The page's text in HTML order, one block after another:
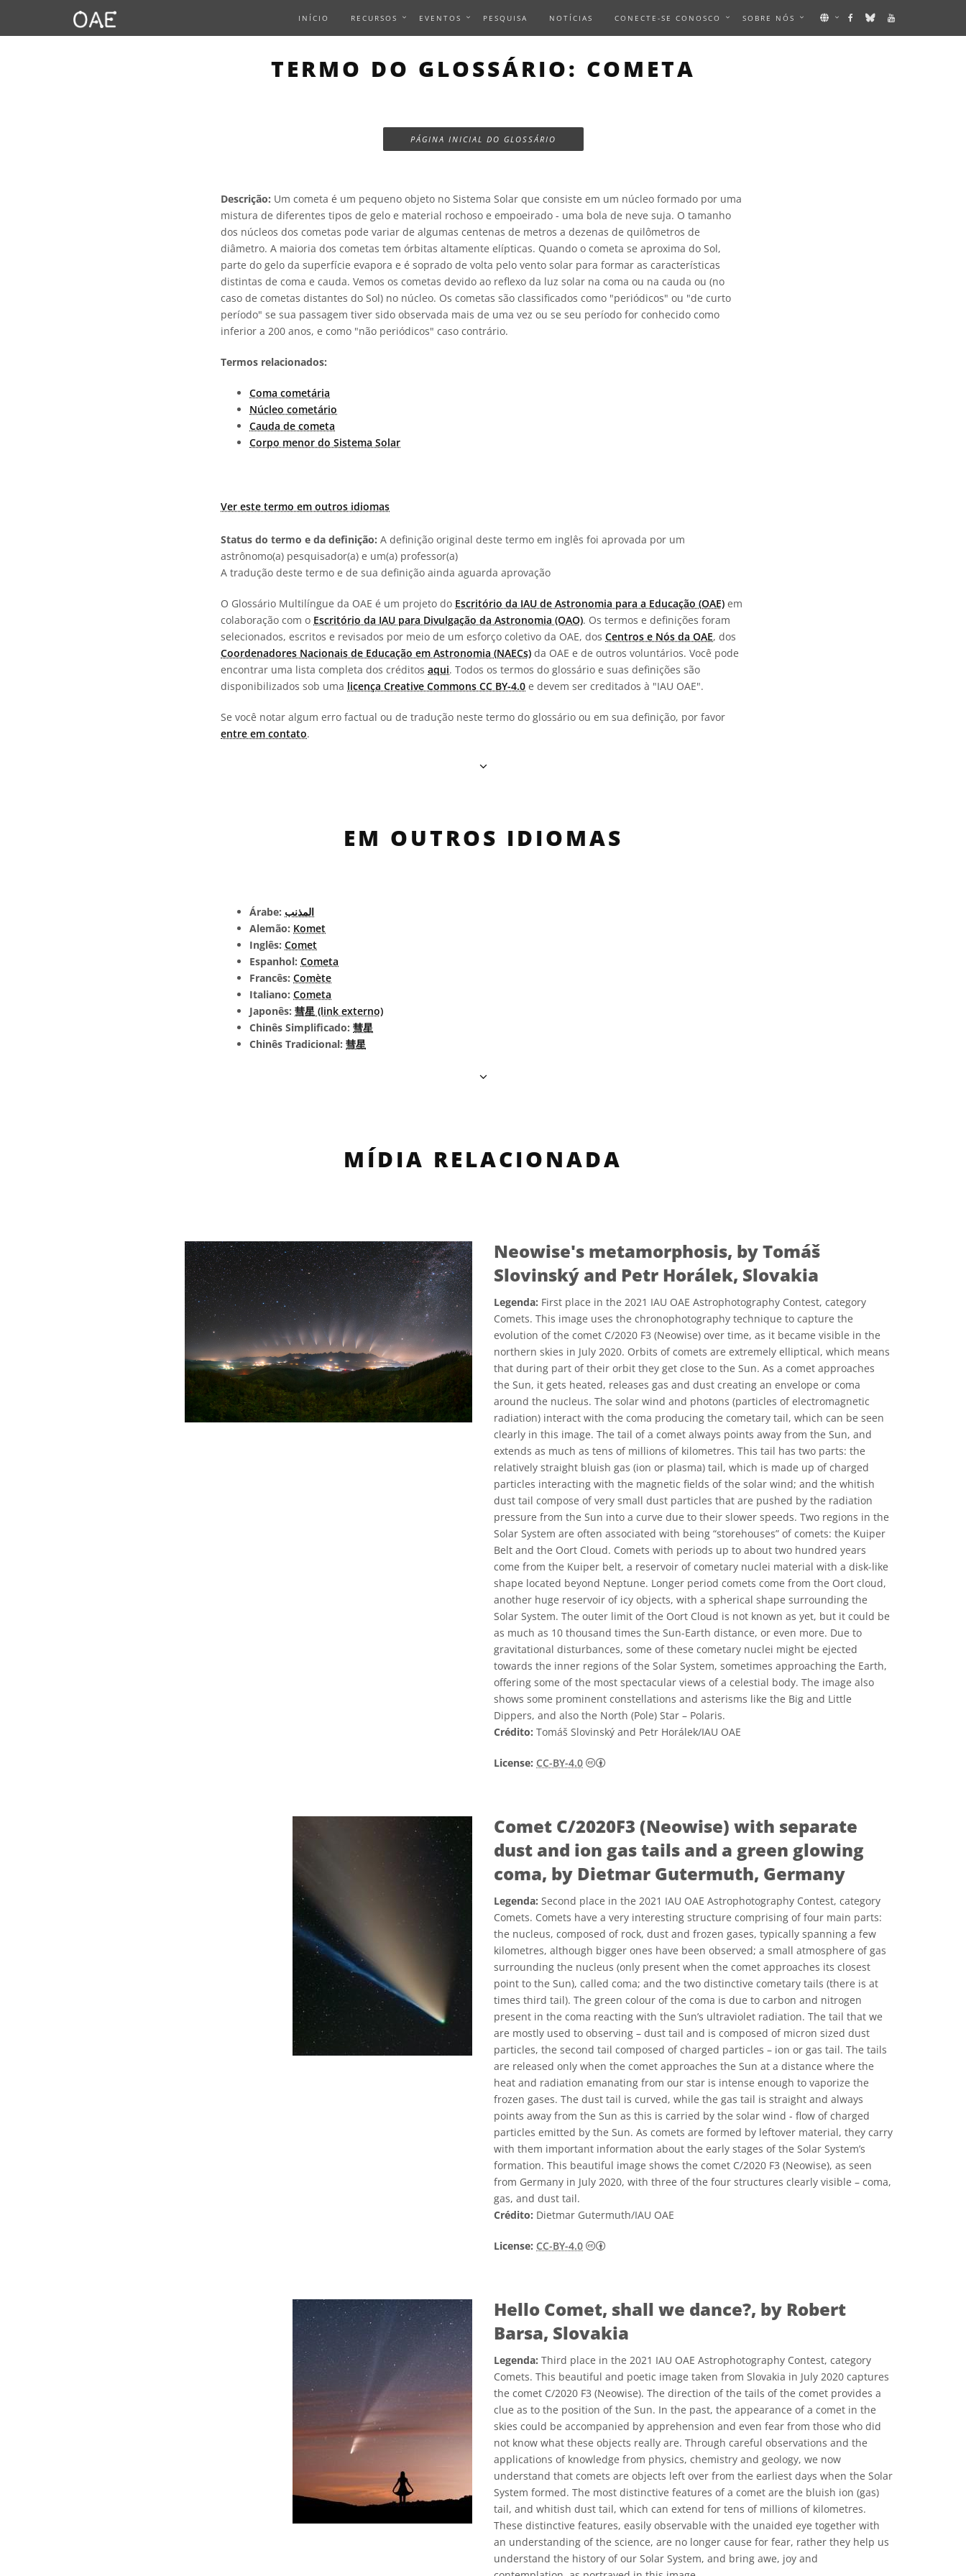
INÍCIO RECURSOS EVENTOS PESQUISA NOTÍCIAS CONECTE-SE CONOSCO SOBRE NÓS
TERMO DO GLOSSÁRIO: COMETA
PÁGINA INICIAL DO GLOSSÁRIO
Descrição: Um cometa é um pequeno objeto no Sistema Solar que consiste em um núcleo formado por uma
mistura de diferentes tipos de gelo e material rochoso e empoeirado - uma bola de neve suja. O tamanho
dos núcleos dos cometas pode variar de algumas centenas de metros a dezenas de quilômetros de
diâmetro. A maioria dos cometas tem órbitas altamente elípticas. Quando o cometa se aproxima do Sol,
parte do gelo da superfície evapora e é soprado de volta pelo vento solar para formar as características
distintas de coma e cauda. Vemos os cometas devido ao reflexo da luz solar na coma ou na cauda ou (no
caso de cometas distantes do Sol) no núcleo. Os cometas são classificados como "periódicos" ou "de curto
período" se sua passagem tiver sido observada mais de uma vez ou se seu período for conhecido como
inferior a 200 anos, e como "não periódicos" caso contrário.
Termos relacionados:
Coma cometária
Núcleo cometário
Cauda de cometa
Corpo menor do Sistema Solar
Ver este termo em outros idiomas
Status do termo e da definição: A definição original deste termo em inglês foi aprovada por um
astrônomo(a) pesquisador(a) e um(a) professor(a)
A tradução deste termo e de sua definição ainda aguarda aprovação
O Glossário Multilíngue da OAE é um projeto do Escritório da IAU de Astronomia para a Educação (OAE) em
colaboração com o Escritório da IAU para Divulgação da Astronomia (OAO). Os termos e definições foram
selecionados, escritos e revisados por meio de um esforço coletivo da OAE, dos Centros e Nós da OAE, dos
Coordenadores Nacionais de Educação em Astronomia (NAECs) da OAE e de outros voluntários. Você pode
encontrar uma lista completa dos créditos aqui. Todos os termos do glossário e suas definições são
disponibilizados sob uma licença Creative Commons CC BY-4.0 e devem ser creditados à "IAU OAE".
Se você notar algum erro factual ou de tradução neste termo do glossário ou em sua definição, por favor
entre em contato.
EM OUTROS IDIOMAS
Árabe: المذنب
Alemão: Komet
Inglês: Comet
Espanhol: Cometa
Francês: Comète
Italiano: Cometa
Japonês: 彗星 (link externo)
Chinês Simplificado: 彗星
Chinês Tradicional: 彗星
MÍDIA RELACIONADA
Neowise's metamorphosis, by Tomáš
Slovinský and Petr Horálek, Slovakia
Legenda: First place in the 2021 IAU OAE Astrophotography Contest, category
Comets. This image uses the chronophotography technique to capture the
evolution of the comet C/2020 F3 (Neowise) over time, as it became visible in the
northern skies in July 2020. Orbits of comets are extremely elliptical, which means
that during part of their orbit they get close to the Sun. As a comet approaches
the Sun, it gets heated, releases gas and dust creating an envelope or coma
around the nucleus. The solar wind and photons (particles of electromagnetic
radiation) interact with the coma producing the cometary tail, which can be seen
clearly in this image. The tail of a comet always points away from the Sun, and
extends as much as tens of millions of kilometres. This tail has two parts: the
relatively straight bluish gas (ion or plasma) tail, which is made up of charged
particles interacting with the magnetic fields of the solar wind; and the whitish
dust tail compose of very small dust particles that are pushed by the radiation
pressure from the Sun into a curve due to their slower speeds. Two regions in the
Solar System are often associated with being “storehouses” of comets: the Kuiper
Belt and the Oort Cloud. Comets with periods up to about two hundred years
come from the Kuiper belt, a reservoir of cometary nuclei material with a disk-like
shape located beyond Neptune. Longer period comets come from the Oort cloud,
another huge reservoir of icy objects, with a spherical shape surrounding the
Solar System. The outer limit of the Oort Cloud is not known as yet, but it could be
as much as 10 thousand times the Sun-Earth distance, or even more. Due to
gravitational disturbances, some of these cometary nuclei might be ejected
towards the inner regions of the Solar System, sometimes approaching the Earth,
offering some of the most spectacular views of a celestial body. The image also
shows some prominent constellations and asterisms like the Big and Little
Dippers, and also the North (Pole) Star – Polaris.
Crédito: Tomáš Slovinský and Petr Horálek/IAU OAE
License: CC-BY-4.0 Creative Commons Attribution 4.0 International (CC BY 4.0) ícones
Comet C/2020F3 (Neowise) with separate
dust and ion gas tails and a green glowing
coma, by Dietmar Gutermuth, Germany
Legenda: Second place in the 2021 IAU OAE Astrophotography Contest, category
Comets. Comets have a very interesting structure comprising of four main parts:
the nucleus, composed of rock, dust and frozen gases, typically spanning a few
kilometres, although bigger ones have been observed; a small atmosphere of gas
surrounding the nucleus (only present when the comet approaches its closest
point to the Sun), called coma; and the two distinctive cometary tails (there is at
times third tail). The green colour of the coma is due to carbon and nitrogen
present in the coma reacting with the Sun’s ultraviolet radiation. The tail that we
are mostly used to observing – dust tail and is composed of micron sized dust
particles, the second tail composed of charged particles – ion or gas tail. The tails
are released only when the comet approaches the Sun at a distance where the
heat and radiation emanating from our star is intense enough to vaporize the
frozen gases. The dust tail is curved, while the gas tail is straight and always
points away from the Sun as this is carried by the solar wind - flow of charged
particles emitted by the Sun. As comets are formed by leftover material, they carry
with them important information about the early stages of the Solar System’s
formation. This beautiful image shows the comet C/2020 F3 (Neowise), as seen
from Germany in July 2020, with three of the four structures clearly visible – coma,
gas, and dust tail.
Crédito: Dietmar Gutermuth/IAU OAE
License: CC-BY-4.0 Creative Commons Attribution 4.0 International (CC BY 4.0) ícones
Hello Comet, shall we dance?, by Robert
Barsa, Slovakia
Legenda: Third place in the 2021 IAU OAE Astrophotography Contest, category
Comets. This beautiful and poetic image taken from Slovakia in July 2020 captures
the comet C/2020 F3 (Neowise). The direction of the tails of the comet provides a
clue as to the position of the Sun. In the past, the appearance of a comet in the
skies could be accompanied by apprehension and even fear from those who did
not know what these objects really are. Through careful observations and the
applications of knowledge from physics, chemistry and geology, we now
understand that comets are objects left over from the earliest days when the Solar
System formed. The most distinctive features of a comet are the bluish ion (gas)
tail, and whitish dust tail, which can extend for tens of millions of kilometres.
These distinctive features, easily observable with the unaided eye together with
an understanding of the science, are no longer cause for fear, rather they help us
understand the history of our Solar System, and bring awe, joy and